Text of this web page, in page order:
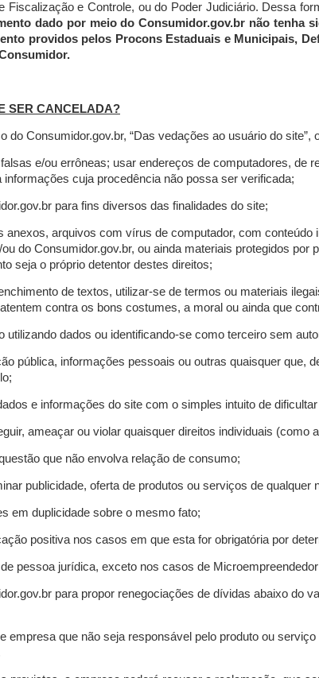
Fiscalização e Controle, ou do Poder Judiciário. Dessa
dado por meio do Consumidor.gov.br não tenha
providos pelos Procons Estaduais e Municipais,
SER CANCELADA?
do Consumidor.gov.br, “Das vedações ao usuário do site”,
e/ou errôneas; usar endereços de computadores, de
informações cuja procedência não possa ser verificada;
para fins diversos das finalidades do site;
anexos, arquivos com vírus de computador, com
do Consumidor.gov.br, ou ainda materiais protegidos
seja o próprio detentor destes direitos;
de textos, utilizar-se de termos ou materiais
contra os bons costumes, a moral ou ainda que
utilizando dados ou identificando-se como terceiro sem
pública, informações pessoais ou outras quaisquer que,
e informações do site com o simples intuito de
ameaçar ou violar quaisquer direitos individuais (como
que não envolva relação de consumo;
publicidade, oferta de produtos ou serviços de qualquer
em duplicidade sobre o mesmo fato;
positiva nos casos em que esta for obrigatória por
pessoa jurídica, exceto nos casos de
para propor renegociações de dívidas abaixo do
empresa que não seja responsável pelo produto ou